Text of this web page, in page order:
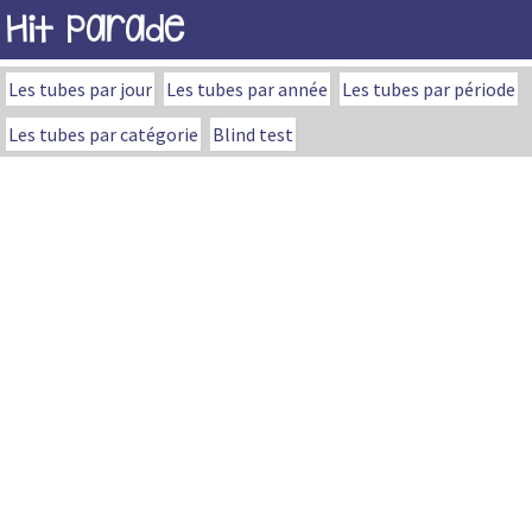
Hit Parade
Les tubes par jour Les tubes par année
Les tubes par période
Les tubes par catégorie
Blind test